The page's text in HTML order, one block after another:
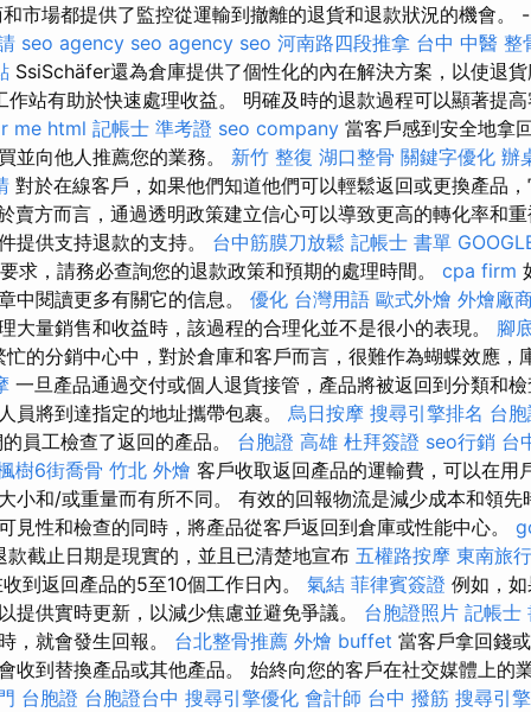
市場都提供了監控從運輸到撤離的退貨和退款狀況的機會。
seo agency seo agency seo 河南路四段推拿 台中 中醫 整
SsiSchäfer還為倉庫提供了個性化的內在解決方案，以使退
站有助於快速處理收益。 明確及時的退款過程可以顯著提
me html 記帳士 準考證 seo company 當客戶感到安全地拿
並向他人推薦您的業務。 新竹 整復 湖口整骨 關鍵字優化 辦
對於在線客戶，如果他們知道他們可以輕鬆返回或更換產品
賣方而言，通過透明政策建立信心可以導致更高的轉化率和
提供支持退款的支持。 台中筋膜刀放鬆 記帳士 書單
求，請務必查詢您的退款政策和預期的處理時間。 cpa firm
中閱讀更多有關它的信息。 優化 台灣用語 歐式外燴 外燴廠
大量銷售和收益時，該過程的合理化並不是很小的表現。 腳
的分銷中心中，對於倉庫和客戶而言，很難作為蝴蝶效應，
一旦產品通過交付或個人退貨接管，產品將被返回到分類和
員將到達指定的地址攜帶包裹。 烏日按摩 搜尋引擎排名 台
員工檢查了返回的產品。 台胞證 高雄 杜拜簽證 seo行銷 台
樹6街喬骨 竹北 外燴 客戶收取返回產品的運輸費，可以在用
小和/或重量而有所不同。 有效的回報物流是減少成本和領
見性和檢查的同時，將產品從客戶返回到倉庫或性能中心。
截止日期是現實的，並且已清楚地宣布 五權路按摩 東南旅
到返回產品的5至10個工作日內。 氣結 菲律賓簽證 例如，
提供實時更新，以減少焦慮並避免爭議。 台胞證照片 記帳士
，就會發生回報。 台北整骨推薦 外燴 buffet 當客戶拿回錢
收到替換產品或其他產品。 始終向您的客戶在社交媒體上的
台胞證 台胞證台中 搜尋引擎優化 會計師 台中 撥筋 搜尋引